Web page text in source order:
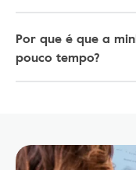
Por que é que a
pouco tempo?